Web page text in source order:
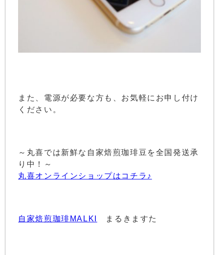
また、電源が必要な方も、お気軽にお申し付け
ください。
～丸喜では新鮮な自家焙煎珈琲豆を全国発送承
り中！～
丸喜オンラインショップはコチラ♪
自家焙煎珈琲MALKI まるきますた